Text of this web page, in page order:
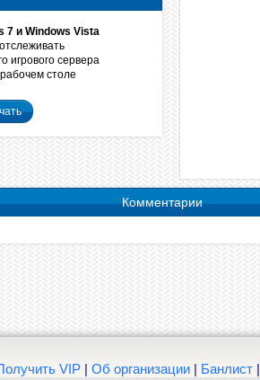
7 и Windows Vista
игрового сервера
столе
Комментарии
VIP| Об организации| Банлист|